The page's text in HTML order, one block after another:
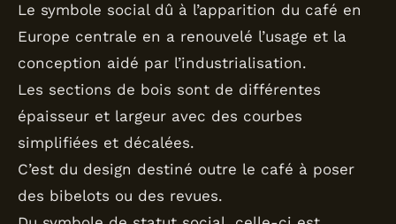
Le symbole social dû à l’apparition du café en
Europe centrale en a renouvelé l’usage et la
conception aidé par l’industrialisation.
Les sections de bois sont de différentes
épaisseur et largeur avec des courbes
simplifiées et décalées.
C’est du design destiné outre le café à poser
des bibelots ou des revues.